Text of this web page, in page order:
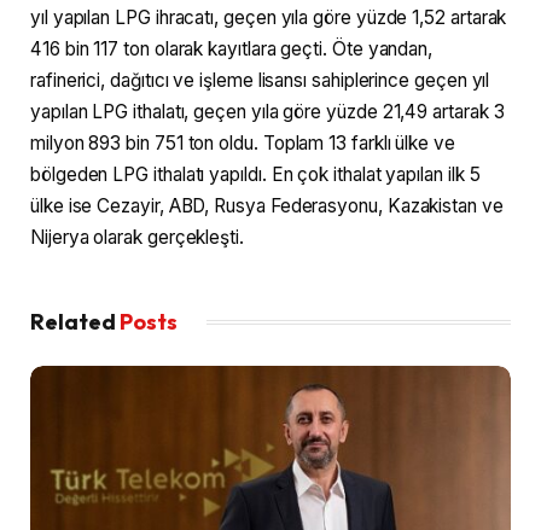
yıl yapılan LPG ihracatı, geçen yıla göre yüzde 1,52 artarak
416 bin 117 ton olarak kayıtlara geçti. Öte yandan,
rafinerici, dağıtıcı ve işleme lisansı sahiplerince geçen yıl
yapılan LPG ithalatı, geçen yıla göre yüzde 21,49 artarak 3
milyon 893 bin 751 ton oldu. Toplam 13 farklı ülke ve
bölgeden LPG ithalatı yapıldı. En çok ithalat yapılan ilk 5
ülke ise Cezayir, ABD, Rusya Federasyonu, Kazakistan ve
Nijerya olarak gerçekleşti.
Related Posts